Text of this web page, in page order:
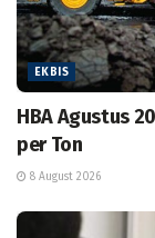
EKBIS
HBA Agustus
per Ton
8 August 2026